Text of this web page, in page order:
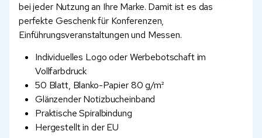
bei jeder Nutzung an Ihre Marke. Damit ist es das
perfekte Geschenk für Konferenzen,
Einführungsveranstaltungen und Messen.
Individuelles Logo oder Werbebotschaft im
Vollfarbdruck
50 Blatt, Blanko-Papier 80 g/m²
Glänzender Notizbucheinband
Praktische Spiralbindung
Hergestellt in der EU